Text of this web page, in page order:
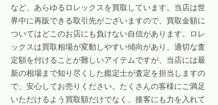
など、あらゆるロレックスを買取しています。当店は世
界中に再販できる取引先がございますので、買取金額に
ついてはどこのお店にも負けない自信があります。ロレ
ックスは買取相場が変動しやすい傾向があり、適切な査
定額を付けることが難しいアイテムですが、当店には最
新の相場まで知り尽くした鑑定士が査定を担当しますの
で、安心してお売りください。たくさんの客様にご満足
いただけるよう買取額だけでなく、接客にも力を入れて